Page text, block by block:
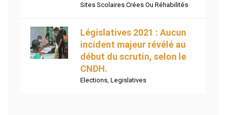
Sites Scolaires Crées Ou Réhabilités
Législatives 2021 : Aucun
incident majeur révélé au
début du scrutin, selon le
CNDH.
Elections, Legislatives